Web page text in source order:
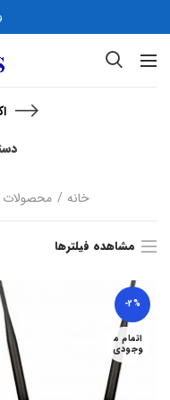
خانه محصولات
مشاهده فیلترها
-2%
اتمام م
وجودی